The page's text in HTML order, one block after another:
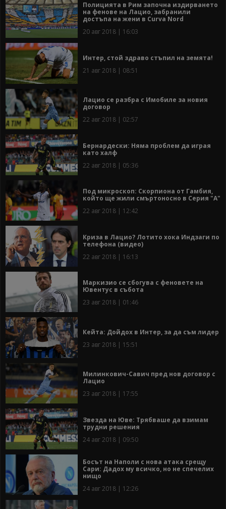
Полицията в Рим започна издирването
на фенове на Лацио, забранили
достъпа на жени в Curva Nord
20 авг 2018 | 16:03
Интер, стой здраво стъпил на земята!
21 авг 2018 | 08:51
Лацио се разбра с Имобиле за новия
договор
22 авг 2018 | 02:57
Бернардески: Няма проблем да играя
като халф
22 авг 2018 | 05:36
Под микроскоп: Скорпионa от Гамбия,
който ще жили смъртоносно в Серия "А"
22 авг 2018 | 12:42
Криза в Лацио? Лотито хока Индзаги по
телефона (видео)
22 авг 2018 | 16:13
Маркизио се сбогува с феновете на
Ювентус в събота
23 авг 2018 | 01:46
Кейта: Дойдох в Интер, за да съм лидер
23 авг 2018 | 15:51
Милинкович-Савич пред нов договор с
Лацио
23 авг 2018 | 17:55
Звезда на Юве: Трябваше да взимам
трудни решения
24 авг 2018 | 09:50
Босът на Наполи с нова атака срещу
Сари: Дадох му всичко, но не спечелих
нищо
24 авг 2018 | 12:26